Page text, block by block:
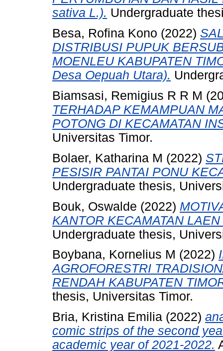
sativa L.). Undergraduate
Besa, Rofina Kono (2022)
DISTRIBUSI PUPUK
MOENLEU KABUPATEN
Desa Oepuah Utara).
Biamsasi, Remigius R R M
TERHADAP KEMAMPUAN
POTONG DI KECAMATAN
Universitas Timor.
Bolaer, Katharina M (2022)
PESISIR PANTAI PONU
Undergraduate thesis,
Bouk, Oswalde (2022)
KANTOR KECAMATAN
Undergraduate thesis,
Boybana, Kornelius M (2022)
AGROFORESTRI
RENDAH KABUPATEN
thesis, Universitas Timor.
Bria, Kristina Emilia (2022)
comic strips of the second
academic year of 2021-2022.